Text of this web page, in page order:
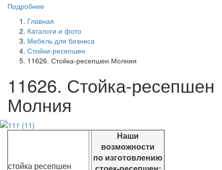
Подробнее
Главная
Каталоги и фото
Мебель для бизнеса
Стойки-ресепшен
11626. Стойка-ресепшен Молния
11626. Стойка-ресепшен
Молния
стойка ресепшен
Наши
возможности
по изготовлению